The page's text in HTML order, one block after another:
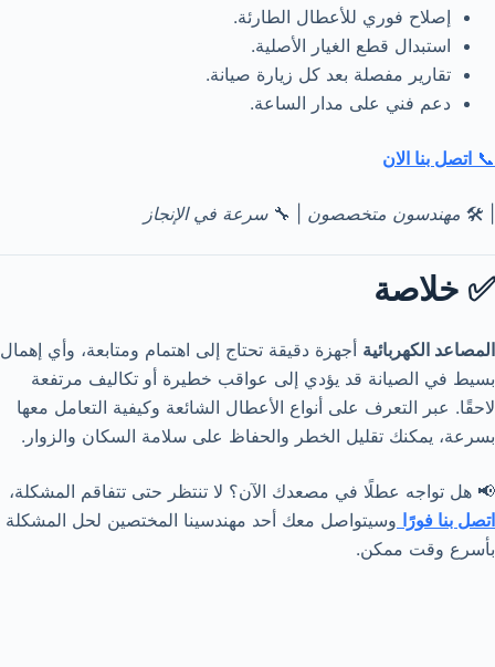
إصلاح فوري للأعطال الطارئة.
استبدال قطع الغيار الأصلية.
تقارير مفصلة بعد كل زيارة صيانة.
دعم فني على مدار الساعة.
📞 اتصل بنا الان
| 🛠️ مهندسون متخصصون | 🔧سرعة في الإنجاز
✅ خلاصة
المصاعد الكهربائية أجهزة دقيقة تحتاج إلى اهتمام ومتابعة، وأي إهمال
بسيط في الصيانة قد يؤدي إلى عواقب خطيرة أو تكاليف مرتفعة
لاحقًا. عبر التعرف على أنواع الأعطال الشائعة وكيفية التعامل معها
بسرعة، يمكنك تقليل الخطر والحفاظ على سلامة السكان والزوار.
📢 هل تواجه عطلًا في مصعدك الآن؟ لا تنتظر حتى تتفاقم المشكلة،
اتصل بنا فورًا وسيتواصل معك أحد مهندسينا المختصين لحل المشكلة
بأسرع وقت ممكن.